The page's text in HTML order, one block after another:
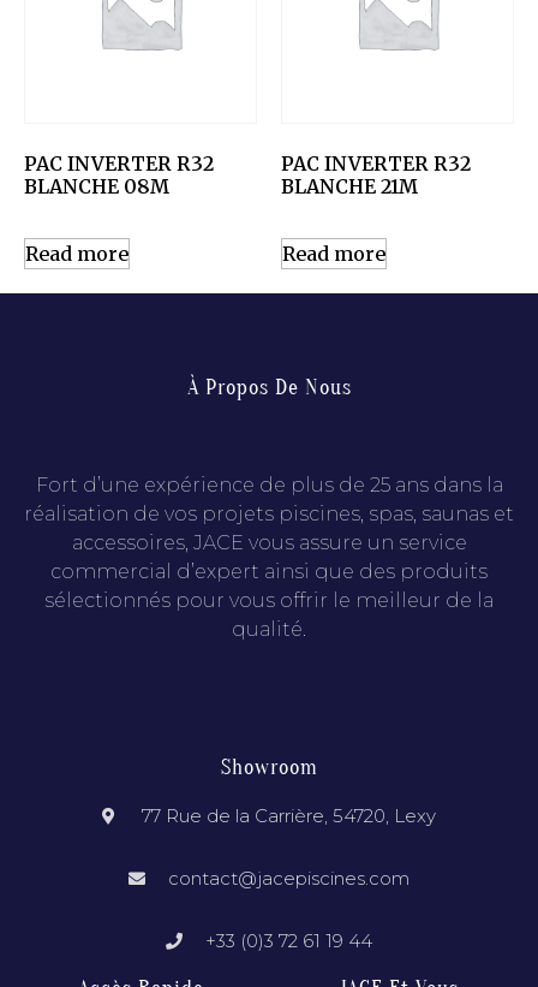
PAC INVERTER R32
BLANCHE 08M
Read more
PAC INVERTER R32
BLANCHE 21M
Read more
À Propos De Nous
Fort d’une expérience de plus de 25 ans dans la
réalisation de vos projets piscines, spas, saunas et
accessoires, JACE vous assure un service
commercial d’expert ainsi que des produits
sélectionnés pour vous offrir le meilleur de la
qualité.
Showroom
77 Rue de la Carrière, 54720, Lexy
contact@jacepiscines.com
+33 (0)3 72 61 19 44